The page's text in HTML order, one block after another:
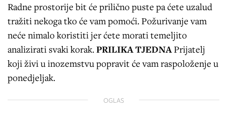
Radne prostorije bit će prilično puste pa ćete uzalud
tražiti nekoga tko će vam pomoći. Požurivanje vam
neće nimalo koristiti jer ćete morati temeljito
analizirati svaki korak.PRILIKA TJEDNAPrijatelj
koji živi u inozemstvu popravit će vam raspoloženje u
ponedjeljak.
OGLAS